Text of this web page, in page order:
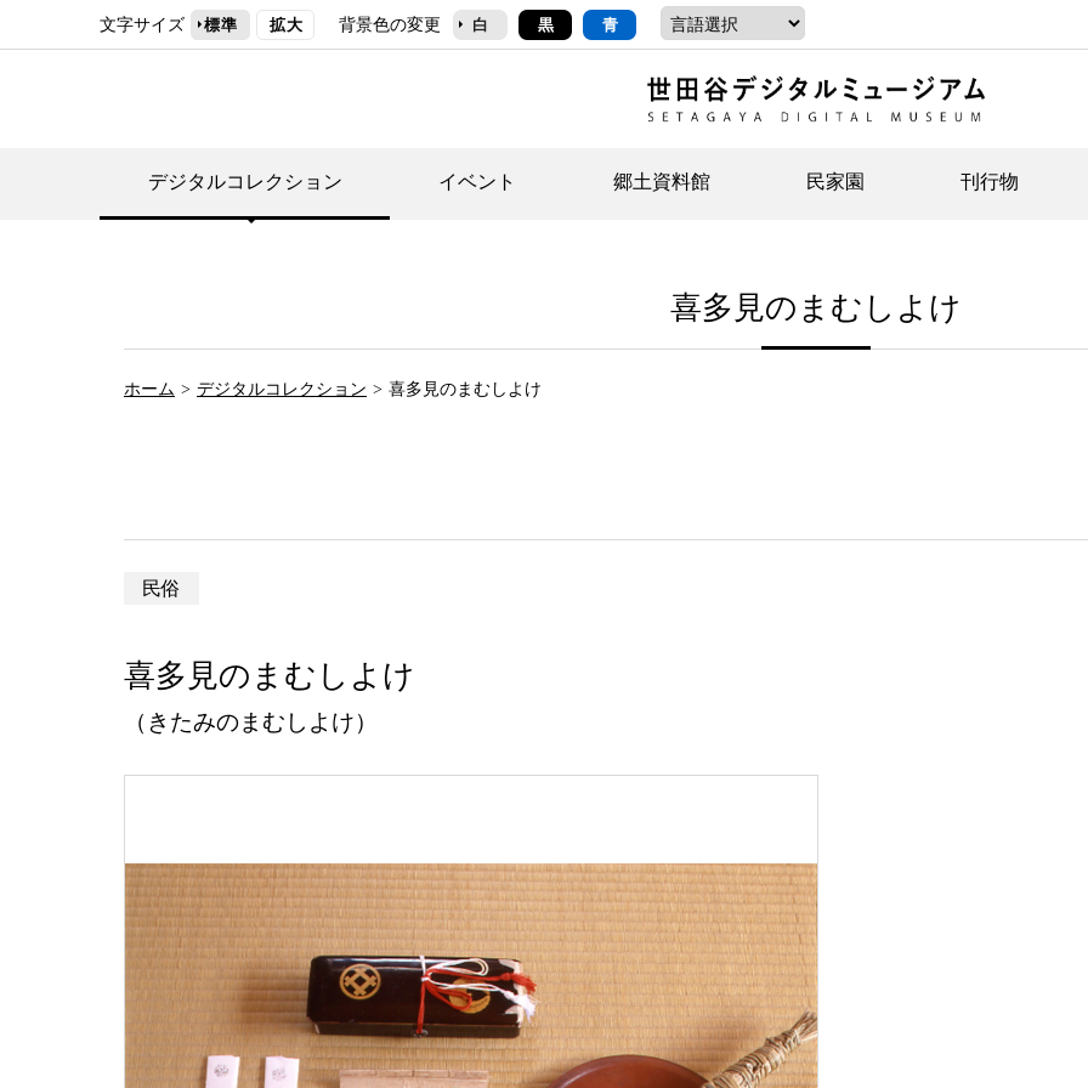
文字サイズ 標準 拡大 背景色の変更 白 黒 青
デジタルコレクション イベント 郷土資料館
イベント
常設展案内
民家園
事業案内(テーマ展示・ボランティアなど) イベント
団体利用について（社会科見学など）
刊行物
ジュニア講座
喜多見のまむしよけ
ホーム デジタルコレクション 喜多見のまむしよけ
民俗
喜多見のまむしよけ
（きたみのまむしよけ）